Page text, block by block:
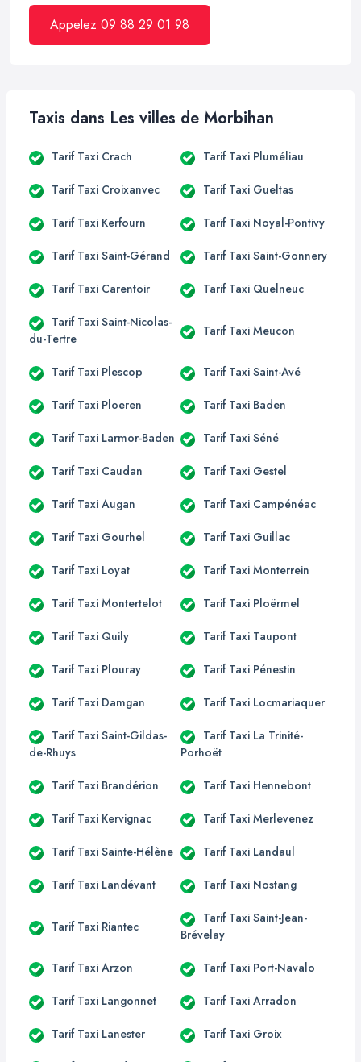
Appelez 09 88 29 01 98
Taxis dans Les villes de Morbihan
Tarif Taxi Crach Tarif Taxi Pluméliau
Tarif Taxi Croixanvec Tarif Taxi Gueltas
Tarif Taxi Kerfourn Tarif Taxi Noyal-Pontivy
Tarif Taxi Saint-Gérand Tarif Taxi Saint-Gonnery
Tarif Taxi Carentoir Tarif Taxi Quelneuc
Tarif Taxi Saint-Nicolas-
du-Tertre
Tarif Taxi Meucon
Tarif Taxi Plescop Tarif Taxi Saint-Avé
Tarif Taxi Ploeren Tarif Taxi Baden
Tarif Taxi Larmor-Baden Tarif Taxi Séné
Tarif Taxi Caudan Tarif Taxi Gestel
Tarif Taxi Augan Tarif Taxi Campénéac
Tarif Taxi Gourhel Tarif Taxi Guillac
Tarif Taxi Loyat Tarif Taxi Monterrein
Tarif Taxi Montertelot Tarif Taxi Ploërmel
Tarif Taxi Quily Tarif Taxi Taupont
Tarif Taxi Plouray Tarif Taxi Pénestin
Tarif Taxi Damgan Tarif Taxi Locmariaquer
Tarif Taxi Saint-Gildas-
de-Rhuys
Tarif Taxi La Trinité-
Porhoët
Tarif Taxi Brandérion Tarif Taxi Hennebont
Tarif Taxi Kervignac Tarif Taxi Merlevenez
Tarif Taxi Sainte-Hélène Tarif Taxi Landaul
Tarif Taxi Landévant Tarif Taxi Nostang
Tarif Taxi Riantec
Tarif Taxi Saint-Jean-
Brévelay
Tarif Taxi Arzon Tarif Taxi Port-Navalo
Tarif Taxi Langonnet Tarif Taxi Arradon
Tarif Taxi Lanester Tarif Taxi Groix